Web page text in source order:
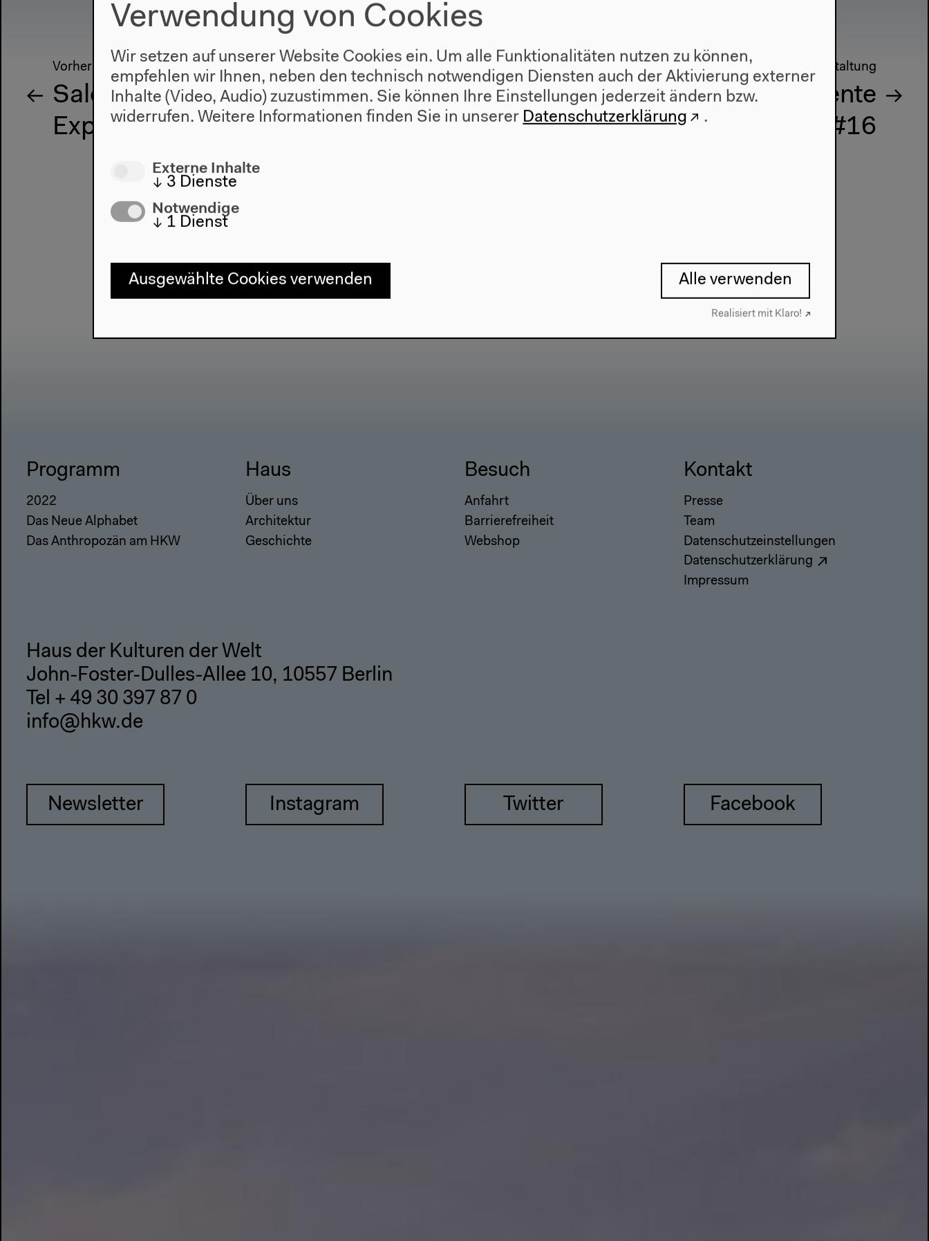
Vorherige Veranstaltung
Salon für Ästhetische
Experimente
Nächste Veranstaltung
Salon für Ästhetische Experimente
#16
Programm
2022
Das Neue Alphabet
Das Anthropozän am HKW
Haus
Über uns
Architektur
Geschichte
Besuch
Anfahrt
Barrierefreiheit
Webshop
Kontakt
Presse
Team
Datenschutzeinstellungen
Datenschutzerklärung
Impressum
Haus der Kulturen der Welt
John-Foster-Dulles-Allee 10, 10557 Berlin
Tel + 49 30 397 87 0
info@hkw.de
Newsletter Instagram Twitter Facebook
Verwendung von Cookies
Wir setzen auf unserer Website Cookies ein. Um alle Funktionalitäten nutzen zu können,
empfehlen wir Ihnen, neben den technisch notwendigen Diensten auch der Aktivierung externer
Inhalte (Video, Audio) zuzustimmen. Sie können Ihre Einstellungen jederzeit ändern bzw.
widerrufen. Weitere Informationen finden Sie in unserer Datenschutzerklärung .
Externe Inhalte
↓ 3 Dienste
Notwendige
↓ 1 Dienst
Ausgewählte Cookies verwenden Alle verwenden
Realisiert mit Klaro!